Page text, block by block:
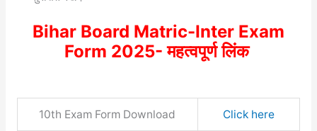
Bihar Board Matric-Inter Exam
Form 2025- महत्वपूर्ण लिंक
10th Exam Form Download Click here